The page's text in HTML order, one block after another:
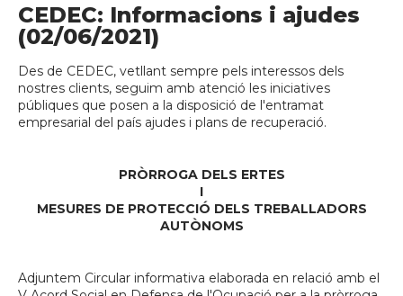
CEDEC: Informacions i ajudes
(02/06/2021)
Des de CEDEC, vetllant sempre pels interessos dels
nostres clients, seguim amb atenció les iniciatives
públiques que posen a la disposició de l'entramat
empresarial del país ajudes i plans de recuperació.
PRÒRROGA DELS ERTES
I
MESURES DE PROTECCIÓ DELS TREBALLADORS
AUTÒNOMS
Adjuntem Circular informativa elaborada en relació amb el